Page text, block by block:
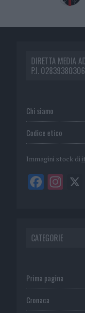
DIRETTA MEDIA
P.I. 02839380306
Chi siamo
Codice etico
Immagini stock di
CATEGORIE
Prima pagina
Cronaca